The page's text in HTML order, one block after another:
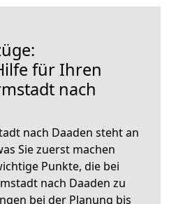
für Ihren
nach
nach Daaden steht an
Sie zuerst machen
Punkte, die bei
nach Daaden zu
bei der Planung bis